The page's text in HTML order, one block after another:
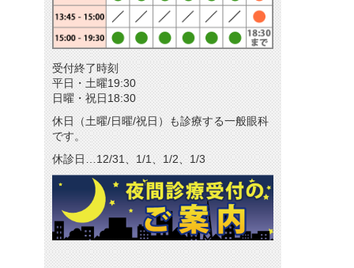
療報酬に関する院内掲示
ールマガジン
クルート
ンフレットのダウンロード
受付終了時刻
平日・土曜19:30
日曜・祝日18:30
休日（土曜/日曜/祝日）も診療する一般眼科
です。
休診日…12/31、1/1、1/2、1/3